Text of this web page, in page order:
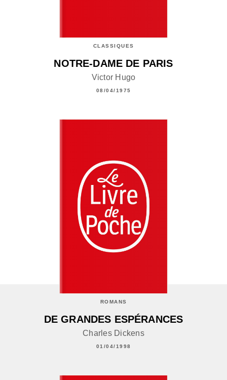
CLASSIQUES
NOTRE-DAME DE PARIS
Victor Hugo
08/04/1975
ROMANS
DE GRANDES ESPÉRANCES
Charles Dickens
01/04/1998